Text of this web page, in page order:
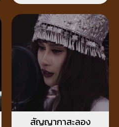
สัญญากาสะลอง